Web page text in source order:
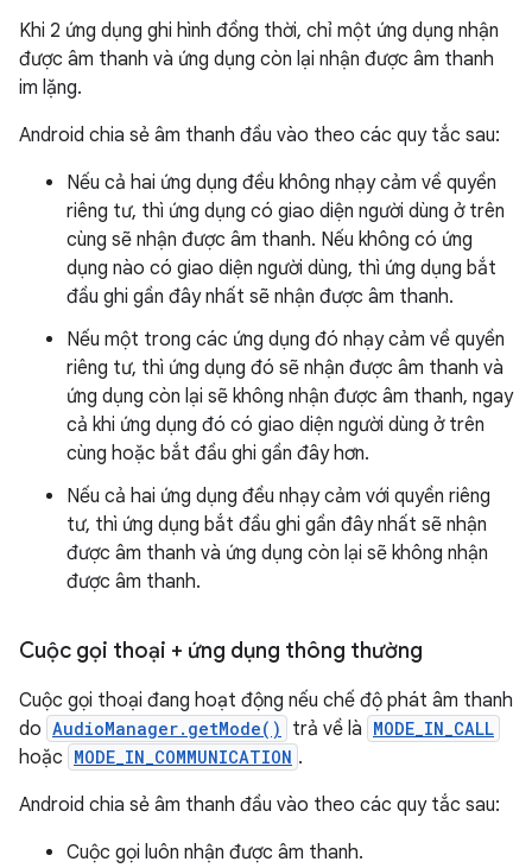
Khi 2 ứng dụng ghi hình đồng thời, chỉ một ứng dụng nhận
được âm thanh và ứng dụng còn lại nhận được âm thanh
im lặng.
Android chia sẻ âm thanh đầu vào theo các quy tắc sau:
Nếu cả hai ứng dụng đều không nhạy cảm về quyền
riêng tư, thì ứng dụng có giao diện người dùng ở trên
cùng sẽ nhận được âm thanh. Nếu không có ứng
dụng nào có giao diện người dùng, thì ứng dụng bắt
đầu ghi gần đây nhất sẽ nhận được âm thanh.
Nếu một trong các ứng dụng đó nhạy cảm về quyền
riêng tư, thì ứng dụng đó sẽ nhận được âm thanh và
ứng dụng còn lại sẽ không nhận được âm thanh, ngay
cả khi ứng dụng đó có giao diện người dùng ở trên
cùng hoặc bắt đầu ghi gần đây hơn.
Nếu cả hai ứng dụng đều nhạy cảm với quyền riêng
tư, thì ứng dụng bắt đầu ghi gần đây nhất sẽ nhận
được âm thanh và ứng dụng còn lại sẽ không nhận
được âm thanh.
Cuộc gọi thoại + ứng dụng thông thường
Cuộc gọi thoại đang hoạt động nếu chế độ phát âm thanh
do AudioManager.getMode() trả về là MODE_IN_CALL
hoặc MODE_IN_COMMUNICATION .
Android chia sẻ âm thanh đầu vào theo các quy tắc sau:
Cuộc gọi luôn nhận được âm thanh.